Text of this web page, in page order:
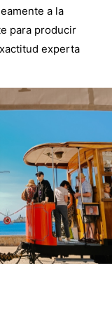
a la
para producir
experta